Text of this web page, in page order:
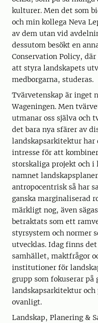
kulturer. Men det som
och min kollega Neva
av dem utan vid
dessutom besökt en
Conservation Policy,
att styra landskapets
medborgarna, studeras.
Tvärvetenskap är inget
Wageningen. Men
utmanar oss själva och
det bara nya sfärer av
landskapsarkitektur
intresse för att
storskaliga projekt och i
namnet
antropocentrisk så har
ganska marginaliserad
märkligt nog, även
betraktats som ett
styrsystem och normer
utvecklas. Idag finns
samhället, maktfrågor
institutioner för
grupp som fokuserar
landskapsarkitektur
ovanligt.
Landskap, Planering &